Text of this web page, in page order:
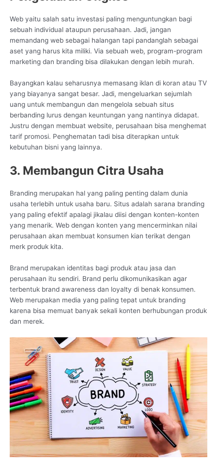
Web yaitu salah satu investasi paling menguntungkan bagi
sebuah individual ataupun perusahaan. Jadi, jangan
memandang web sebagai halangan tapi pandanglah sebagai
aset yang harus kita miliki. Via sebuah web, program-program
marketing dan branding bisa dilakukan dengan lebih murah.
Bayangkan kalau seharusnya memasang iklan di koran atau TV
yang biayanya sangat besar. Jadi, mengeluarkan sejumlah
uang untuk membangun dan mengelola sebuah situs
berbanding lurus dengan keuntungan yang nantinya didapat.
Justru dengan membuat website, perusahaan bisa menghemat
tarif promosi. Penghematan tadi bisa diterapkan untuk
kebutuhan bisni yang lainnya.
3. Membangun Citra Usaha
Branding merupakan hal yang paling penting dalam dunia
usaha terlebih untuk usaha baru. Situs adalah sarana branding
yang paling efektif apalagi jikalau diisi dengan konten-konten
yang menarik. Web dengan konten yang mencerminkan nilai
perusahaan akan membuat konsumen kian terikat dengan
merk produk kita.
Brand merupakan identitas bagi produk atau jasa dan
perusahaan itu sendiri. Brand perlu dikomunikasikan agar
terbentuk brand awareness dan loyalty di benak konsumen.
Web merupakan media yang paling tepat untuk branding
karena bisa memuat banyak sekali konten berhubungan produk
dan merek.